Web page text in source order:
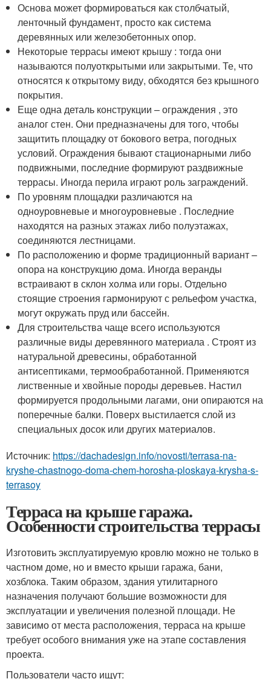
Основа может формироваться как столбчатый,
ленточный фундамент, просто как система
деревянных или железобетонных опор.
Некоторые террасы имеют крышу : тогда они
называются полуоткрытыми или закрытыми. Те, что
относятся к открытому виду, обходятся без крышного
покрытия.
Еще одна деталь конструкции – ограждения , это
аналог стен. Они предназначены для того, чтобы
защитить площадку от бокового ветра, погодных
условий. Ограждения бывают стационарными либо
подвижными, последние формируют раздвижные
террасы. Иногда перила играют роль заграждений.
По уровням площадки различаются на
одноуровневые и многоуровневые . Последние
находятся на разных этажах либо полуэтажах,
соединяются лестницами.
По расположению и форме традиционный вариант –
опора на конструкцию дома. Иногда веранды
встраивают в склон холма или горы. Отдельно
стоящие строения гармонируют с рельефом участка,
могут окружать пруд или бассейн.
Для строительства чаще всего используются
различные виды деревянного материала . Строят из
натуральной древесины, обработанной
антисептиками, термообработанной. Применяются
лиственные и хвойные породы деревьев. Настил
формируется продольными лагами, они опираются на
поперечные балки. Поверх выстилается слой из
специальных досок или других материалов.
Источник: https://dachadesign.info/novosti/terrasa-na-
kryshe-chastnogo-doma-chem-horosha-ploskaya-krysha-s-
terrasoy
Терраса на крыше гаража.
Особенности строительства террасы
Изготовить эксплуатируемую кровлю можно не только в
частном доме, но и вместо крыши гаража, бани,
хозблока. Таким образом, здания утилитарного
назначения получают большие возможности для
эксплуатации и увеличения полезной площади. Не
зависимо от места расположения, терраса на крыше
требует особого внимания уже на этапе составления
проекта.
Пользователи часто ищут: